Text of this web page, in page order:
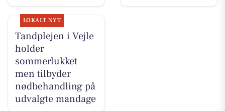
LOKALT NYT
Tandplejen i Vejle
holder
sommerlukket
men tilbyder
nødbehandling på
udvalgte mandage